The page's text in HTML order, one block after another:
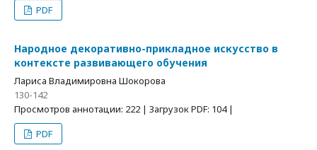
PDF
Народное декоративно-прикладное искусство в
контексте развивающего обучения
Лариса Владимировна Шокорова
130-142
Просмотров аннотации: 222 | Загрузок PDF: 104 |
PDF